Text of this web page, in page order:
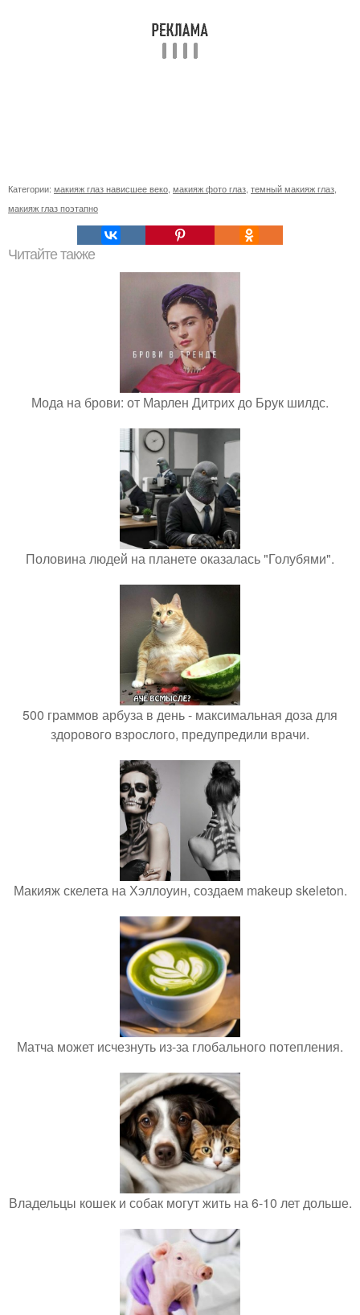
Категории: макияж глаз нависшее веко макияж фото глаз темный макияж глаз
макияж глаз поэтапно
Читайте также
Мода на брови: от Марлен Дитрих до Брук шилдс.
Половина людей на планете оказалась "Голубями".
500 граммов арбуза в день - максимальная доза для
здорового взрослого, предупредили врачи.
Макияж скелета на Хэллоуин, создаем makeup skeleton.
Матча может исчезнуть из-за глобального потепления.
Владельцы кошек и собак могут жить на 6-10 лет дольше.